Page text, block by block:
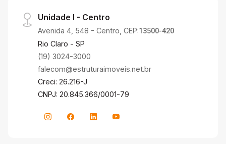
Unidade I - Centro
Avenida 4, 548 - Centro, CEP:13500-420
Rio Claro - SP
(19) 3024-3000
falecom@estruturaimoveis.net.br
Creci: 26.216-J
CNPJ: 20.845.366/0001-79